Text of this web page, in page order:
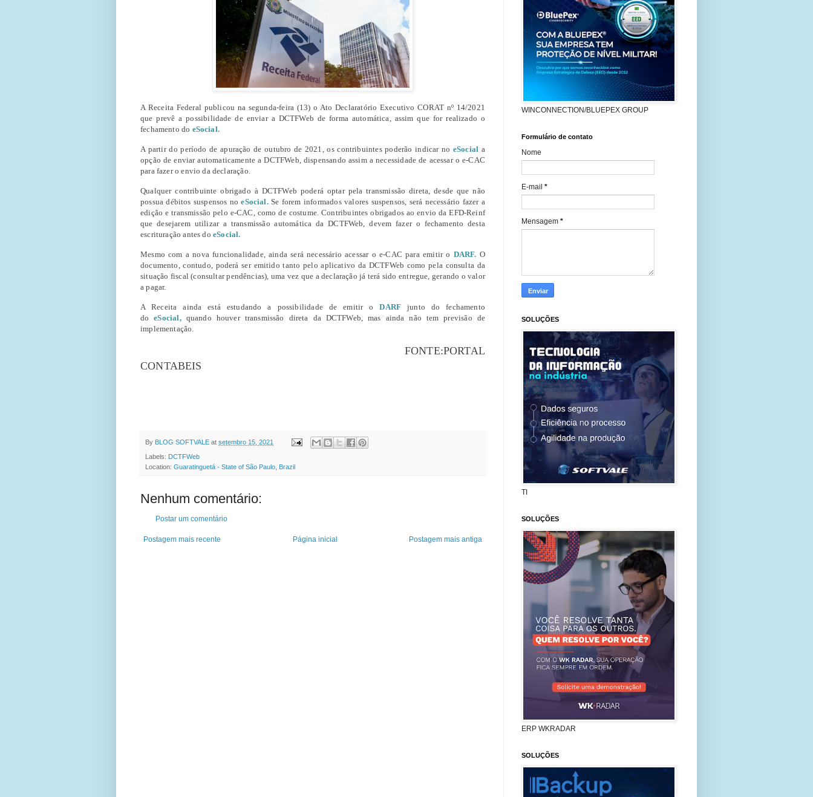
A Receita Federal publicou na segunda-feira (13) o Ato Declaratório Executivo CORAT nº 14/2021
que prevê a possibilidade de enviar a DCTFWeb de forma automática, assim que for realizado o
fechamento do eSocial.
A partir do período de apuração de outubro de 2021, os contribuintes poderão indicar no eSocial a
opção de enviar automaticamente a DCTFWeb, dispensando assim a necessidade de acessar o e-CAC
para fazer o envio da declaração.
Qualquer contribuinte obrigado à DCTFWeb poderá optar pela transmissão direta, desde que não
possua débitos suspensos noeSocial.Se forem informados valores suspensos, será necessário fazer a
edição e transmissão pelo e-CAC, como de costume. Contribuintes obrigados ao envio da EFD-Reinf
que desejarem utilizar a transmissão automática da DCTFWeb, devem fazer o fechamento desta
escrituração antes do eSocial.
Mesmo com a nova funcionalidade, ainda será necessário acessar o e-CAC para emitir o DARF. O
documento, contudo, poderá ser emitido tanto pelo aplicativo da DCTFWeb como pela consulta da
situação fiscal (consultar pendências), uma vez que a declaração já terá sido entregue, gerando o valor
a pagar.
A Receita ainda está estudando a possibilidade de emitir oDARF junto do fechamento
doeSocial,quando houver transmissão direta da DCTFWeb, mas ainda não tem previsão de
implementação.
FONTE:PORTAL
CONTABEIS
By BLOG SOFTVALE at setembro 15, 2021
Labels: DCTFWeb
Location: Guaratinguetá - State of São Paulo, Brazil
Nenhum comentário:
Postar um comentário
Postagem mais recente Postagem mais antiga
Página inicial
WINCONNECTION/BLUEPEX GROUP
Formulário de contato
Nome
E-mail *
Mensagem *
SOLUÇÕES
TI
SOLUÇÕES
ERP WKRADAR
SOLUÇÕES